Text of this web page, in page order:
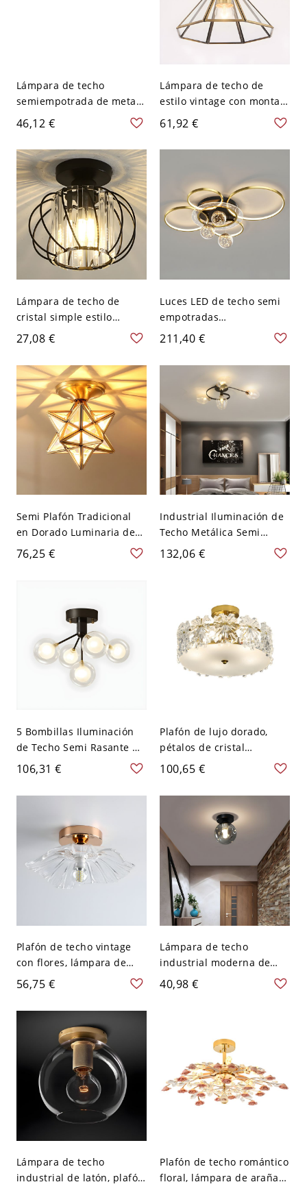
Lámpara de techo
semiempotrada de metal
verde con pantalla de
vidrio blanco para
hogares modernos - 110 A
120 V Falda
46,12 €
Lámpara de techo de
estilo vintage con montaje
en techo y pantalla de
vidrio en latón - 110 A 120
V Cono
61,92 €
Lámpara de techo de
cristal simple estilo
moderno para pasillo y
corredor - 110 A 120 V
Negro Farol
27,08 €
Luces LED de techo semi
empotradas
contemporáneas para
sala de estar - Dorado-
negro 110 A 120 V Blanco
211,40 €
Semi Plafón Tradicional
en Dorado Luminaria de
Techo de Metal de Estrella
para Corredor - Dorado
76,25 €
Industrial Iluminación de
Techo Metálica Semi
Plafón Espiral con Sombra
Vítrea de Tulipas - Negro
132,06 €
5 Bombillas Iluminación
de Techo Semi Rasante de
Metal Lámpara de Techo
Moderna de Globos para
Sala - Negro 110 A 120 V
106,31 €
Plafón de lujo dorado,
pétalos de cristal
texturizado y vidrio
punteado para dormitorio
- 110 A 120 V 40,64 cm
100,65 €
Plafón de techo vintage
con flores, lámpara de
pétalos de vidrio
acanalado para pasillo,
base en tono dorado - 110
A 120 V Transparente
56,75 €
Lámpara de techo
industrial moderna de
montaje al ras, globo de
vidrio texturizado para
40,98 €
Lámpara de techo
industrial de latón, plafón
Plafón de techo romántico
floral, lámpara de araña